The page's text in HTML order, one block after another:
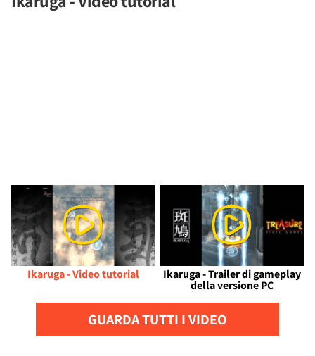
Ikaruga - Video tutorial Ikaruga - Trailer di gameplay
della versione PC
GUARDA TUTTI I VIDEO